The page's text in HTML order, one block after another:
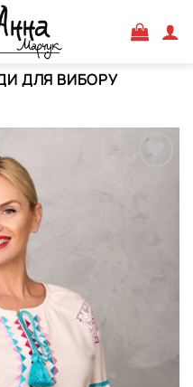
ДЛЯ ВИБОРУ